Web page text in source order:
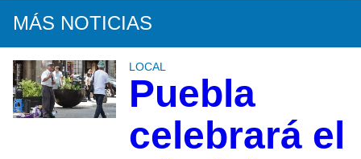
MÁS NOTICIAS
LOCAL
Puebla
celebrará el